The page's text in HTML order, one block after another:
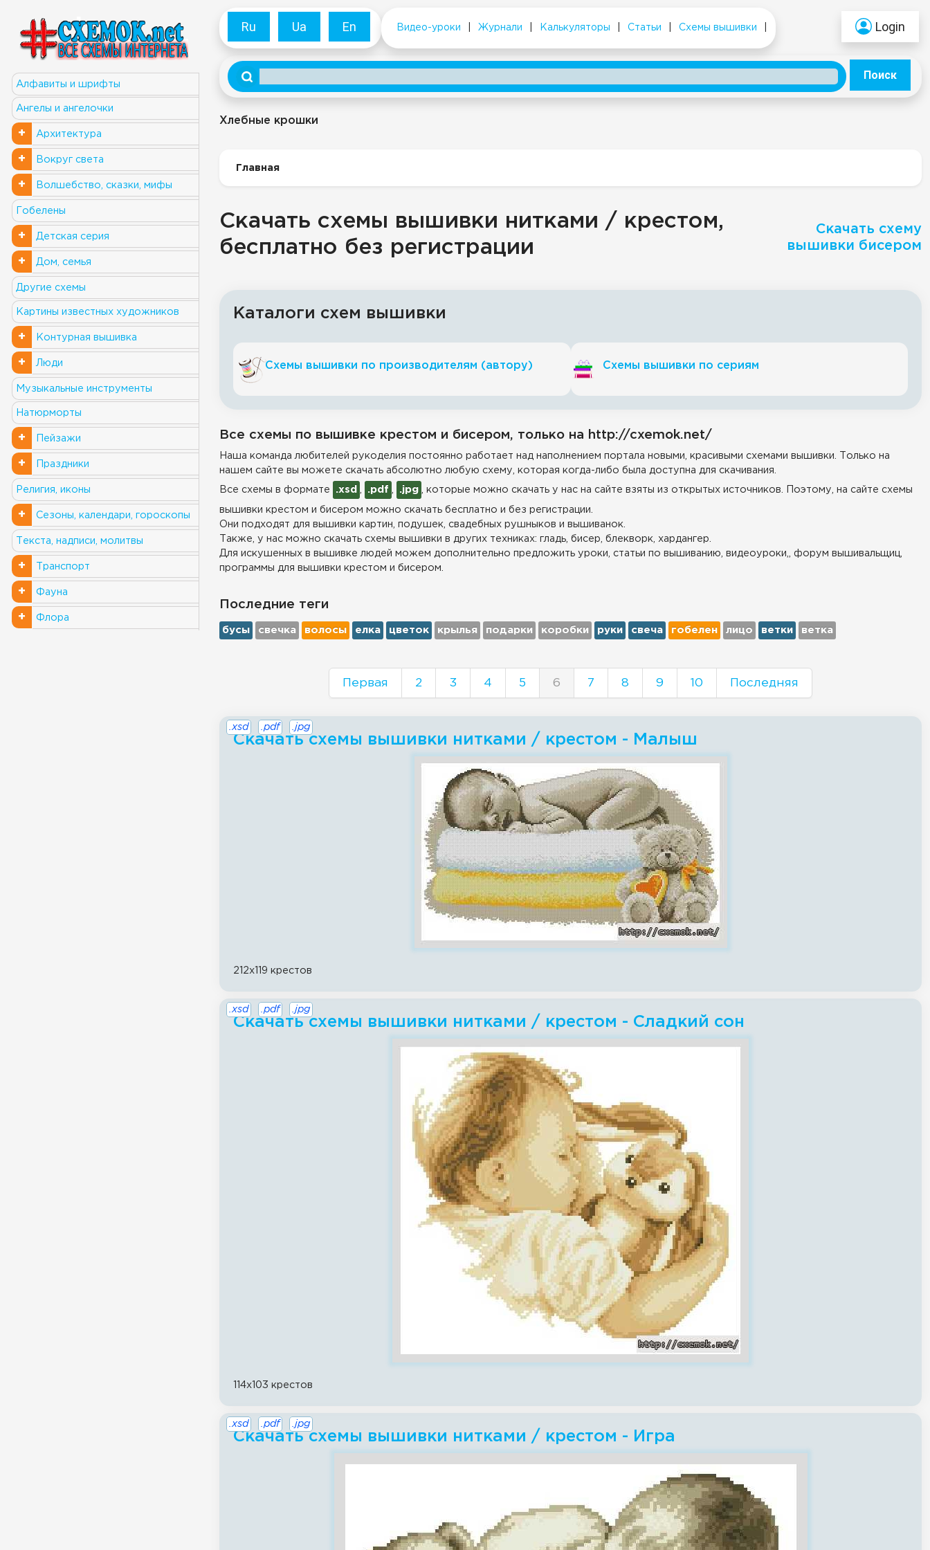
Алфавиты и шрифты
Ангелы и ангелочки
+ Архитектура
+ Вокруг света
+ Волшебство, сказки, мифы
Гобелены
+ Детская серия
+ Дом, семья
Другие схемы
Картины известных художников
+ Контурная вышивка
+ Люди
Музыкальные инструменты
Натюрморты
+ Пейзажи
+ Праздники
Религия, иконы
+ Сезоны, календари, гороскопы
Текста, надписи, молитвы
+ Транспорт
+ Фауна
+ Флора
Ru Ua En Видео-уроки Журнали Калькуляторы Статьи Схемы вышивки Login
Поиск
Хлебные крошки
Главная
Скачать схемы вышивки нитками / крестом,
бесплатно без регистрации
Скачать схему
вышивки бисером
Каталоги схем вышивки
Схемы вышивки по производителям (автору) Схемы вышивки по сериям
Все схемы по вышивке крестом и бисером, только на http://cxemok.net/
Наша команда любителей рукоделия постоянно работает над наполнением портала новыми, красивыми схемами вышивки. Только на
нашем сайте вы можете скачать абсолютно любую схему, которая когда-либо была доступна для скачивания.
Все схемы в формате .xsd .pdf .jpg , которые можно скачать у нас на сайте взяты из открытых источников. Поэтому, на сайте схемы
вышивки крестом и бисером можно скачать бесплатно и без регистрации.
Они подходят для вышивки картин, подушек, свадебных рушныков и вышиванок.
Также, у нас можно скачать схемы вышивки в других техниках: гладь, бисер, блекворк, хардангер.
Для искушенных в вышивке людей можем дополнительно предложить уроки, статьи по вышиванию, видеоуроки,, форум вышивальщиц,
программы для вышивки крестом и бисером.
Последние теги
бусы свечка волосы елка цветок крылья подарки коробки руки свеча гобелен лицо ветки ветка
Первая 2 3 4 5 6 7 8 9 10 Последняя
Скачать схемы вышивки нитками / крестом - Малыш
.xsd .pdf .jpg
212x119 крестов
Скачать схемы вышивки нитками / крестом - Сладкий сон
.xsd .pdf .jpg
114x103 крестов
Скачать схемы вышивки нитками / крестом - Игра
.xsd .pdf .jpg